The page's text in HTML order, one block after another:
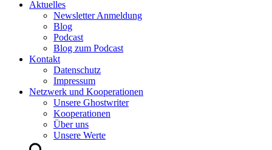
Aktuelles
Newsletter Anmeldung
Blog
Podcast
Blog zum Podcast
Kontakt
Datenschutz
Impressum
Netzwerk und Kooperationen
Unsere Ghostwriter
Kooperationen
Über uns
Unsere Werte